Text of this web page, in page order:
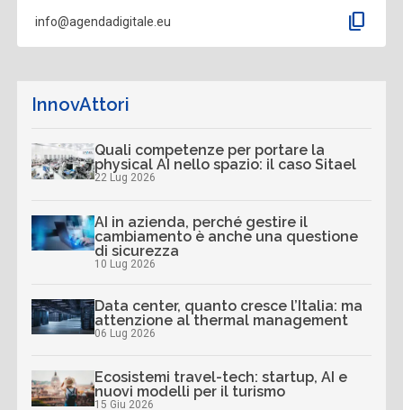
info@agendadigitale.eu content_copy
InnovAttori
Quali competenze per portare la
physical AI nello spazio: il caso Sitael
22 Lug 2026
AI in azienda, perché gestire il
cambiamento è anche una questione
di sicurezza
10 Lug 2026
Data center, quanto cresce l’Italia: ma
attenzione al thermal management
06 Lug 2026
Ecosistemi travel-tech: startup, AI e
nuovi modelli per il turismo
15 Giu 2026